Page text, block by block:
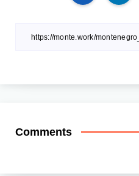
Comments